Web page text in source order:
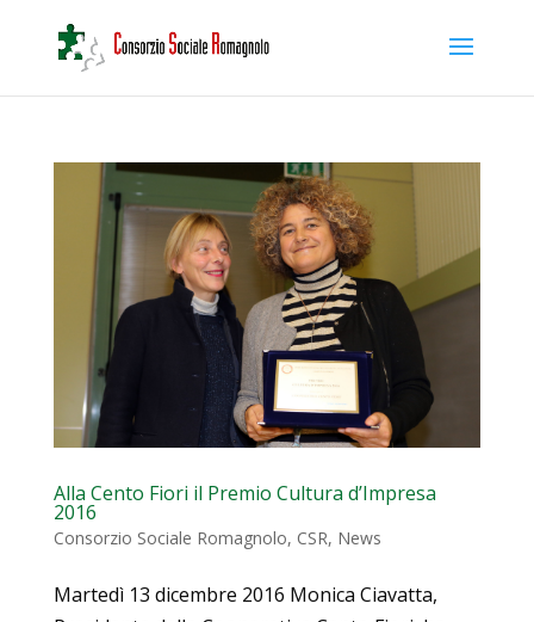
Alla Cento Fiori il Premio Cultura d’Impresa
2016
Consorzio Sociale Romagnolo, CSR, News
Martedì 13 dicembre 2016 Monica Ciavatta,